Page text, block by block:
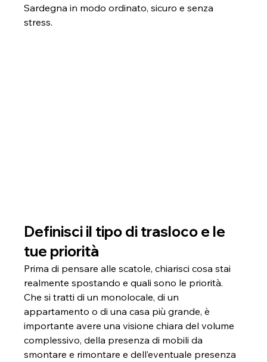
Sardegna in modo ordinato, sicuro e senza
stress.
Definisci il tipo di trasloco e le
tue priorità
Prima di pensare alle scatole, chiarisci cosa stai
realmente spostando e quali sono le priorità.
Che si tratti di un monolocale, di un
appartamento o di una casa più grande, è
importante avere una visione chiara del volume
complessivo, della presenza di mobili da
smontare e rimontare e dell’eventuale presenza